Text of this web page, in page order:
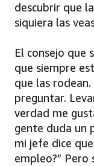
descubrir que
siquiera las
El consejo que
que siempre
que las
preguntar.
verdad me
gente duda un
mi jefe dice
empleo?” Pero